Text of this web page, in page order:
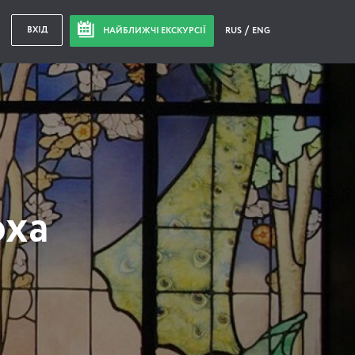
ВХІД НАЙБЛИЖЧІ ЕКСКУРСІЇ RUS ENG